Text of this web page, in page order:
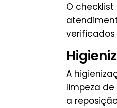
O
A
limpeza
a